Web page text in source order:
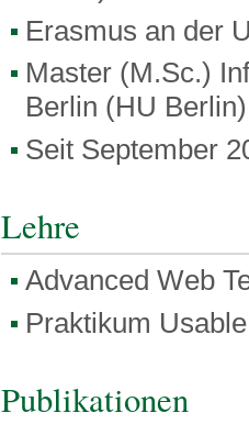
Erasmus an der
Master (M.Sc.)
Berlin (HU Berlin)
Seit September
Lehre
Advanced Web
Praktikum
Publikationen